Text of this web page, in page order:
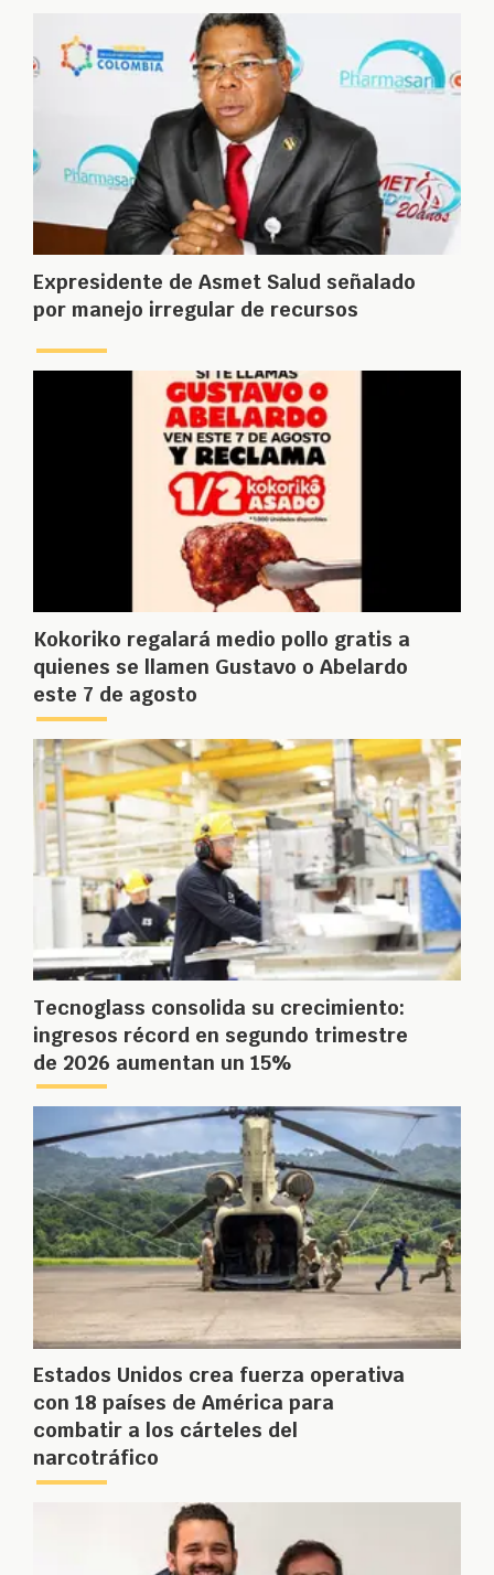
Expresidente de Asmet Salud señalado
por manejo irregular de recursos
Kokoriko regalará medio pollo gratis a
quienes se llamen Gustavo o Abelardo
este 7 de agosto
Tecnoglass consolida su crecimiento:
ingresos récord en segundo trimestre
de 2026 aumentan un 15%
Estados Unidos crea fuerza operativa
con 18 países de América para
combatir a los cárteles del
narcotráfico